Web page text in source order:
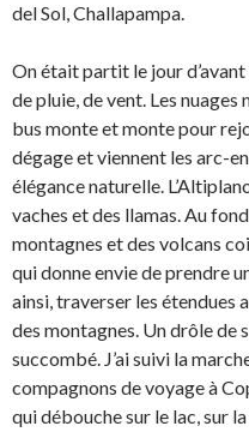
del Sol, Challapampa.
On était partit le jour d’avant
de pluie, de vent. Les nuages
bus monte et monte pour
dégage et viennent les arc-
élégance naturelle.
vaches et des llamas. Au
montagnes et des volcans
qui donne envie de prendre
ainsi, traverser les étendues
des montagnes. Un drôle de
succombé. J’ai suivi la
compagnons de voyage à
qui débouche sur le lac, sur